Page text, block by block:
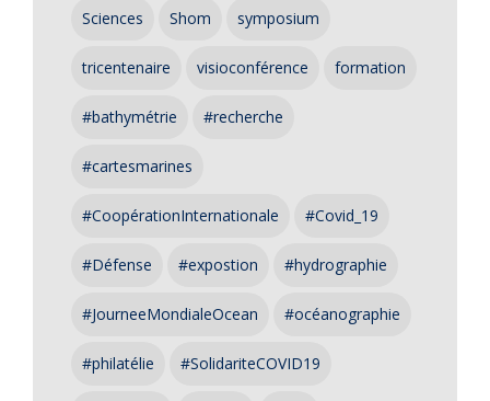
Sciences Shom symposium
tricentenaire visioconférence formation
#bathymétrie #recherche
#cartesmarines
#CoopérationInternationale #Covid_19
#Défense #expostion #hydrographie
#JourneeMondialeOcean #océanographie
#philatélie #SolidariteCOVID19